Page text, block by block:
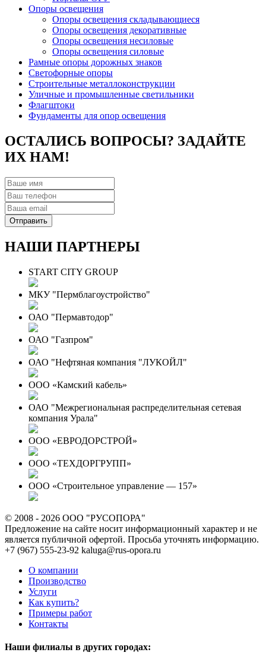
Опоры освещения
Опоры освещения cкладывающиеся
Опоры освещения декоративные
Опоры освещения несиловые
Опоры освещения силовые
Рамные опоры дорожных знаков
Светофорные опоры
Строительные металлоконструкции
Уличные и промышленные светильники
Флагштоки
Фундаменты для опор освещения
ОСТАЛИСЬ ВОПРОСЫ? ЗАДАЙТЕ
ИХ НАМ!
НАШИ ПАРТНЕРЫ
START CITY GROUP
МКУ "Пермблагоустройство"
ОАО "Пермавтодор"
ОАО "Газпром"
ОАО "Нефтяная компания "ЛУКОЙЛ"
ООО «Камский кабель»
ОАО "Межрегиональная распределительная сетевая
компания Урала"
ООО «ЕВРОДОРСТРОЙ»
ООО «ТЕХДОРГРУПП»
ООО «Строительное управление — 157»
© 2008 - 2026 ООО "РУСОПОРА"
Предложение на сайте носит информационный характер и не
является публичной офертой. Просьба уточнять информацию.
+7 (967) 555-23-92 kaluga@rus-opora.ru
О компании
Производство
Услуги
Как купить?
Примеры работ
Контакты
Наши филиалы в других городах: